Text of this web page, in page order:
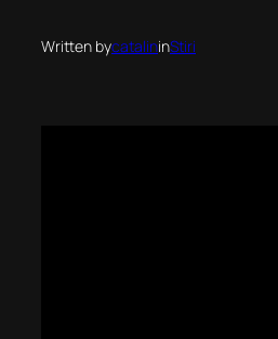
Written bycatalininStiri